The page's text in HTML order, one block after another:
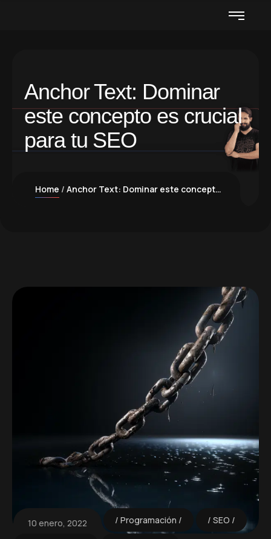
Anchor Text: Dominar
este concepto es crucial
para tu SEO
Home Anchor Text: Dominar este concepto es crucial para tu SEO
10 enero, 2022 Programación SEO